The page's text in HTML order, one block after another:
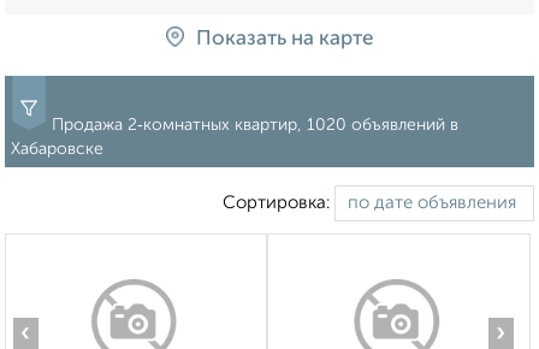
Показать на карте
Продажа 2‑комнатных квартир, 1020 объявлений в
Хабаровске
Сортировка:
‹ ›